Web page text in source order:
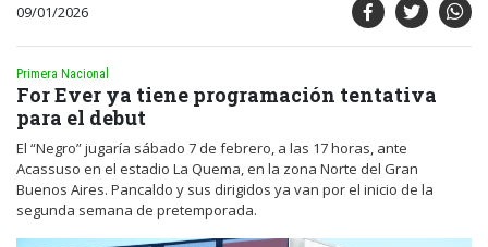
09/01/2026
Primera Nacional
For Ever ya tiene programación tentativa
para el debut
El “Negro” jugaría sábado 7 de febrero, a las 17 horas, ante
Acassuso en el estadio La Quema, en la zona Norte del Gran
Buenos Aires. Pancaldo y sus dirigidos ya van por el inicio de la
segunda semana de pretemporada.